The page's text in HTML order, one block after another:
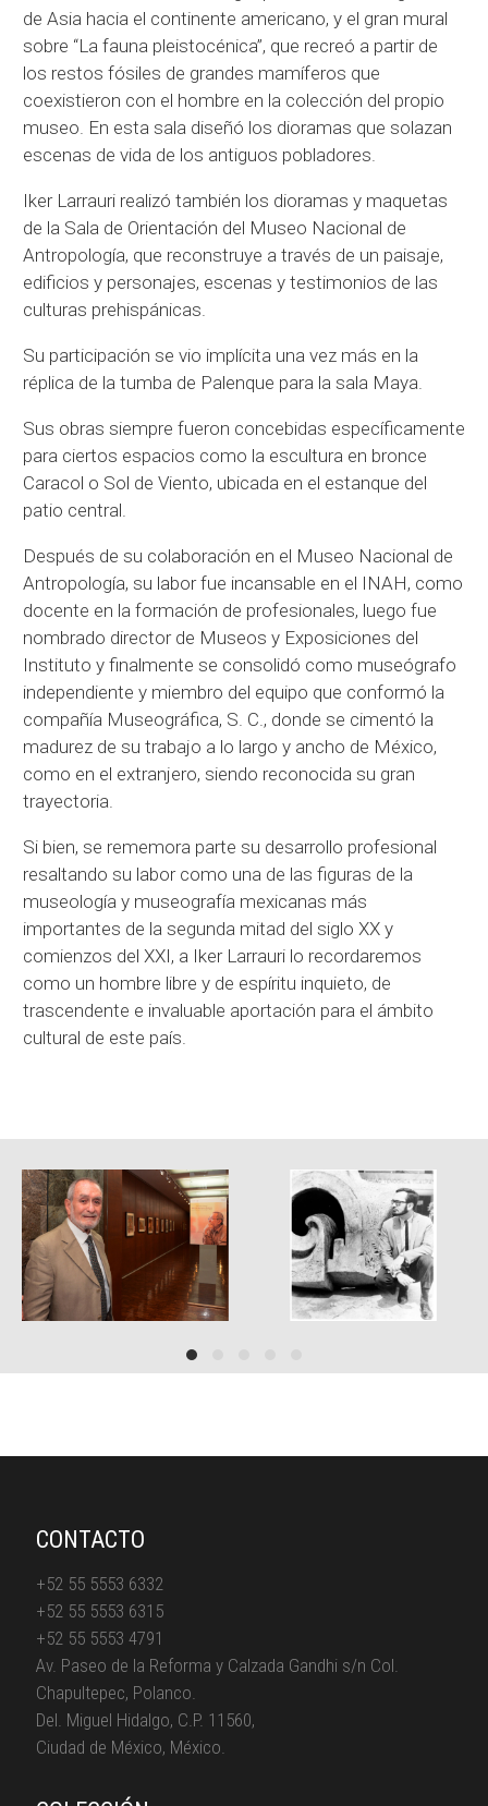
de Asia hacia el continente americano, y el gran mural
sobre “La fauna pleistocénica”, que recreó a partir de
los restos fósiles de grandes mamíferos que
coexistieron con el hombre en la colección del propio
museo. En esta sala diseñó los dioramas que solazan
escenas de vida de los antiguos pobladores.
Iker Larrauri realizó también los dioramas y maquetas
de la Sala de Orientación del Museo Nacional de
Antropología, que reconstruye a través de un paisaje,
edificios y personajes, escenas y testimonios de las
culturas prehispánicas.
Su participación se vio implícita una vez más en la
réplica de la tumba de Palenque para la sala Maya.
Sus obras siempre fueron concebidas específicamente
para ciertos espacios como la escultura en bronce
Caracol o Sol de Viento, ubicada en el estanque del
patio central.
Después de su colaboración en el Museo Nacional de
Antropología, su labor fue incansable en el INAH, como
docente en la formación de profesionales, luego fue
nombrado director de Museos y Exposiciones del
Instituto y finalmente se consolidó como museógrafo
independiente y miembro del equipo que conformó la
compañía Museográfica, S. C., donde se cimentó la
madurez de su trabajo a lo largo y ancho de México,
como en el extranjero, siendo reconocida su gran
trayectoria.
Si bien, se rememora parte su desarrollo profesional
resaltando su labor como una de las figuras de la
museología y museografía mexicanas más
importantes de la segunda mitad del siglo XX y
comienzos del XXI, a Iker Larrauri lo recordaremos
como un hombre libre y de espíritu inquieto, de
trascendente e invaluable aportación para el ámbito
cultural de este país.
CONTACTO
+52 55 5553 6332
+52 55 5553 6315
+52 55 5553 4791
Av. Paseo de la Reforma y Calzada Gandhi s/n Col.
Chapultepec, Polanco.
Del. Miguel Hidalgo, C.P. 11560,
Ciudad de México, México.